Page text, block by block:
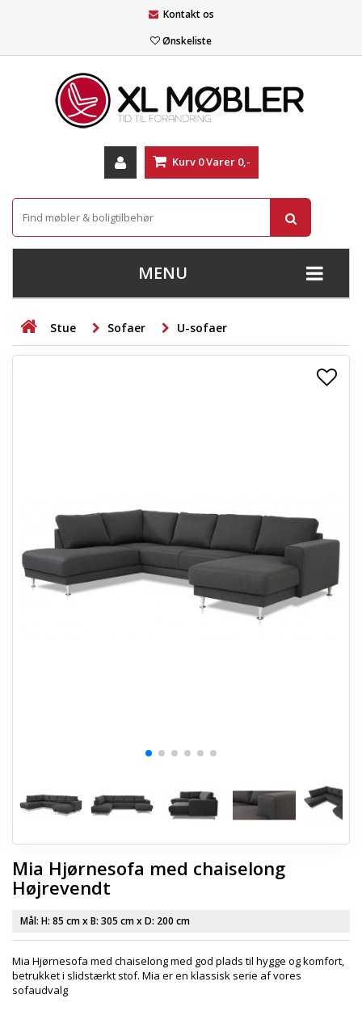
Kontakt os
Ønskeliste
Kurv 0Varer 0,-
MENU
+
STUE
+
+
+
ENTREMØBLER
+
HAVEMØBLER
Stue Sofaer U-sofaer
Mia Hjørnesofa med chaiselong
Højrevendt
Mål: H: 85 cmx B: 305 cmx D: 200 cm
Mia Hjørnesofa med chaiselong med god plads til hygge og komfort,
betrukket i slidstærkt stof. Mia er en klassisk serie af vores
sofaudvalg